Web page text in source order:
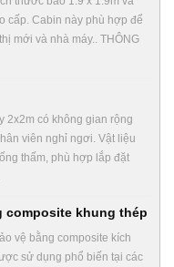
cấp. Cabin này phù hợp để
mới và nhà máy.. THÔNG
2x2m có không gian rộng
viên nghỉ ngơi. Vật liệu
thấm, phù hợp lắp đặt
composite khung thép
vệ bằng composite kích
sử dụng phổ biến tại các